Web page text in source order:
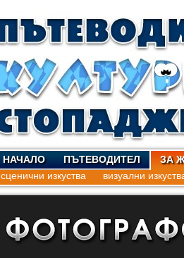
НАЧАЛО
ПЪТЕВОДИТЕЛ ЗА
сценични изкуства
визуални